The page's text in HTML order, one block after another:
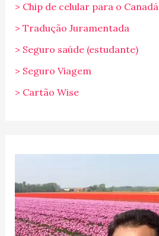
> Chip de celular para o Canadá
> Tradução Juramentada
> Seguro saúde (estudante)
> Seguro Viagem
> Cartão Wise